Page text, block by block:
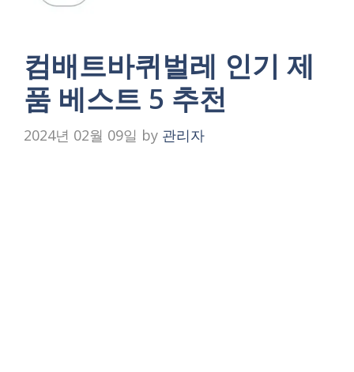
컴배트바퀴벌레 인기 제
품 베스트 5 추천
2024년 02월 09일 by 관리자